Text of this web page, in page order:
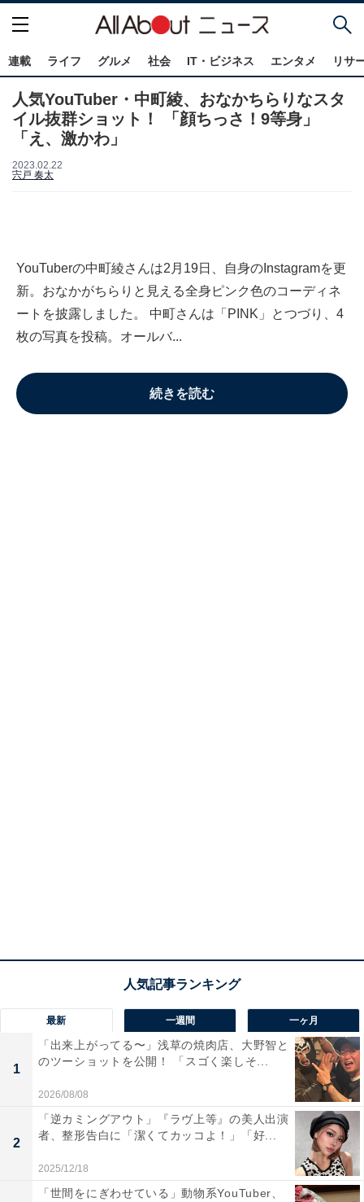
連載 ライフ グルメ 社会 IT・ビジネス エンタメ リサ
人気YouTuber・中町綾、おなかちらりなスタ
イル抜群ショット！ 「顔ちっさ！9等身」
「え、激かわ」
2023.02.22
宍戸 奏太
YouTuberの中町綾さんは2月19日、自身のInstagramを更
新。おなかがちらりと見える全身ピンク色のコーディネ
ートを披露しました。 中町さんは「PINK」とつづり、4
枚の写真を投稿。オールバ...
続きを読む
最新 一週間 一ヶ月
1
「出来上がってる〜」浅草の焼肉店、大野智と
のツーショットを公開！ 「スゴく楽しそ...
2026/08/08
2
「逆カミングアウト」『ラヴ上等』の美人出演
者、整形告白に「潔くてカッコよ！」「好...
2025/12/18
「世間をにぎわせている」動物系YouTuber、